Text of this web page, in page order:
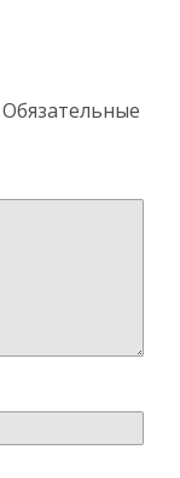
Обязательные